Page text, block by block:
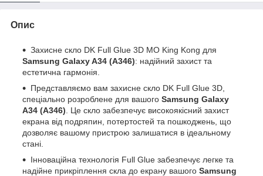
Опис
Захисне скло DK Full Glue 3D MO King Kong для
Samsung Galaxy A34 (A346): надійний захист та
естетична гармонія.
Представляємо вам захисне скло DK Full Glue 3D,
спеціально розроблене для вашого Samsung Galaxy
A34 (A346) . Це скло забезпечує високоякісний захист
екрана від подряпин, потертостей та пошкоджень, що
дозволяє вашому пристрою залишатися в ідеальному
стані.
Інноваційна технологія Full Glue забезпечує легке та
надійне прикріплення скла до екрану вашого Samsung